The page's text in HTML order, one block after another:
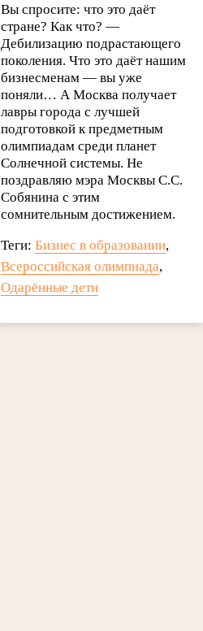
Вы спросите: что это даёт
стране? Как что? —
Дебилизацию подрастающего
поколения. Что это даёт нашим
бизнесменам — вы уже
поняли… А Москва получает
лавры города с лучшей
подготовкой к предметным
олимпиадам среди планет
Солнечной системы. Не
поздравляю мэра Москвы С.С.
Собянина с этим
сомнительным достижением.
Теги:Бизнес в образовании,
Всероссийская олимпиада,
Одарённые дети